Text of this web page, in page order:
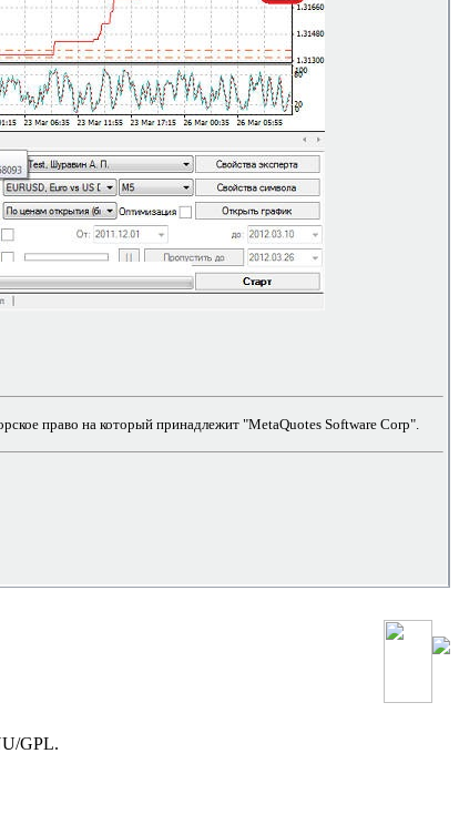
право на который принадлежит "MetaQuotes Software Corp".
GPL.